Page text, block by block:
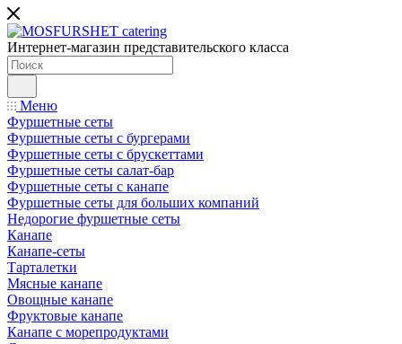
Интернет-магазин представительского класса
Меню
Фуршетные сеты
Фуршетные сеты с бургерами
Фуршетные сеты с брускеттами
Фуршетные сеты салат-бар
Фуршетные сеты с канапе
Фуршетные сеты для больших компаний
Недорогие фуршетные сеты
Канапе
Канапе-сеты
Тарталетки
Мясные канапе
Овощные канапе
Фруктовые канапе
Канапе с морепродуктами